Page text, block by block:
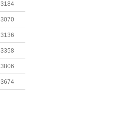
3184
3070
3136
3358
3806
3674